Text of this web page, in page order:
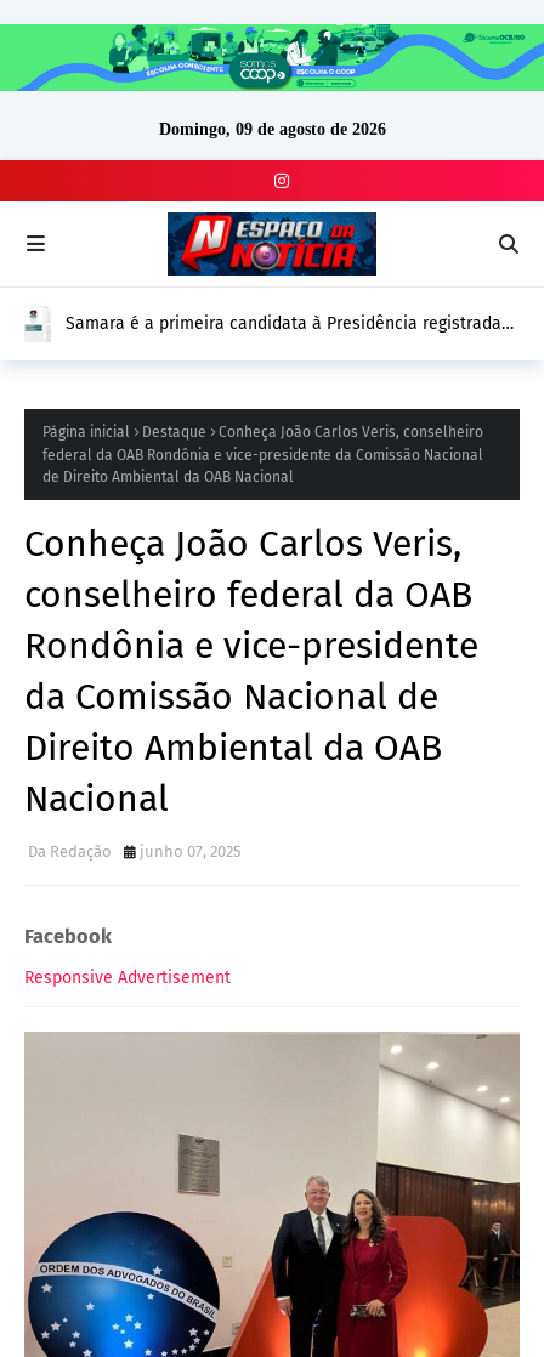
Domingo, 09 de agosto de 2026
Samara é a primeira candidata à Presidência registrada
Página inicial Destaque
Conheça João Carlos Veris, conselheiro
federal da OAB Rondônia e vice-presidente da Comissão Nacional
de Direito Ambiental da OAB Nacional
Conheça João Carlos Veris,
conselheiro federal da OAB
Rondônia e vice-presidente
da Comissão Nacional de
Direito Ambiental da OAB
Nacional
Da Redação junho 07, 2025
Facebook
Responsive Advertisement